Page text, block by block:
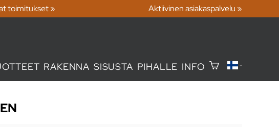
toimitukset » Aktiivinen asiakaspalvelu »
RAKENNA SISUSTA PIHALLE INFO